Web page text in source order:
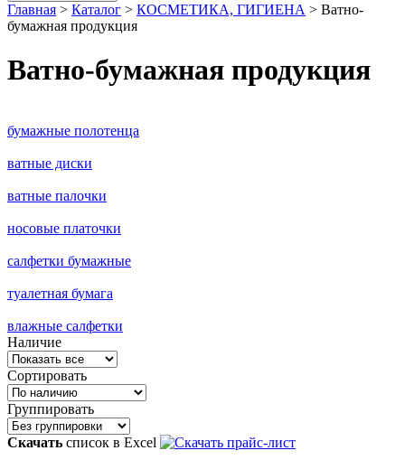
Главная > Каталог > КОСМЕТИКА, ГИГИЕНА > Ватно-
бумажная продукция
Ватно-бумажная продукция
бумажные полотенца
ватные диски
ватные палочки
носовые платочки
салфетки бумажные
туалетная бумага
влажные салфетки
Наличие
Сортировать
Группировать
Скачать список в Excel